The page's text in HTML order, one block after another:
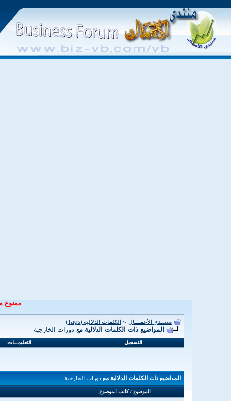
ممنوع
منتــدى الأعمـــال > الكلمات الدلالية (Tags)
المواضيع ذات الكلمات الدلالية مع دورات الخارجية
التسجيل التعليمـــات
المواضيع ذات الكلمات الدلالية مع دورات الخارجية
الموضوع / كاتب الموضوع